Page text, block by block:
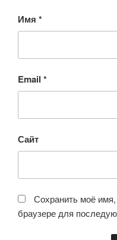
Имя *
Email *
Сайт
Сохранить моё
браузере для